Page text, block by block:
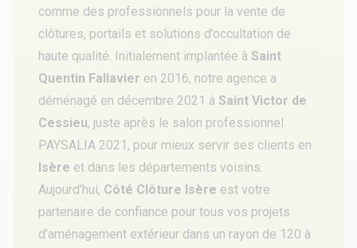
comme des professionnels pour la vente de
clôtures, portails et solutions d’occultation de
haute qualité. Initialement implantée à Saint
Quentin Fallavier en 2016, notre agence a
déménagé en décembre 2021 à Saint Victor de
Cessieu, juste après le salon professionnel
PAYSALIA 2021, pour mieux servir ses clients en
Isère et dans les départements voisins.
Aujourd’hui, Côté Clôture Isère est votre
partenaire de confiance pour tous vos projets
d’aménagement extérieur dans un rayon de 120 à